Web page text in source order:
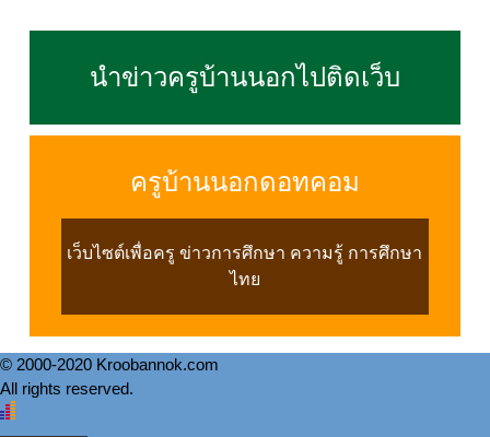
นำข่าวครูบ้านนอกไปติดเว็บ
ครูบ้านนอกดอทคอม
เว็บไซต์เพื่อครู ข่าวการศึกษา ความรู้ การศึกษา
ไทย
© 2000-2020 Kroobannok.com
All rights reserved.